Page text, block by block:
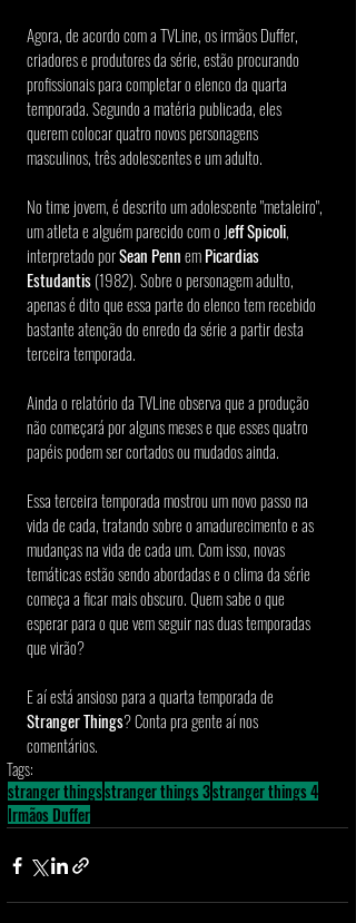
Agora, de acordo com a TVLine, os irmãos Duffer,
criadores e produtores da série, estão procurando
profissionais para completar o elenco da quarta
temporada. Segundo a matéria publicada, eles
querem colocar quatro novos personagens
masculinos, três adolescentes e um adulto.
No time jovem, é descrito um adolescente "metaleiro",
um atleta e alguém parecido com o Jeff Spicoli,
interpretado por Sean Penn em Picardias
Estudantis (1982). Sobre o personagem adulto,
apenas é dito que essa parte do elenco tem recebido
bastante atenção do enredo da série a partir desta
terceira temporada.
Ainda o relatório da TVLine observa que a produção
não começará por alguns meses e que esses quatro
papéis podem ser cortados ou mudados ainda.
Essa terceira temporada mostrou um novo passo na
vida de cada, tratando sobre o amadurecimento e as
mudanças na vida de cada um. Com isso, novas
temáticas estão sendo abordadas e o clima da série
começa a ficar mais obscuro. Quem sabe o que
esperar para o que vem seguir nas duas temporadas
que virão?
E aí está ansioso para a quarta temporada de
Stranger Things? Conta pra gente aí nos
comentários.
Tags:
stranger thingsstranger things 3stranger things 4
Irmãos Duffer